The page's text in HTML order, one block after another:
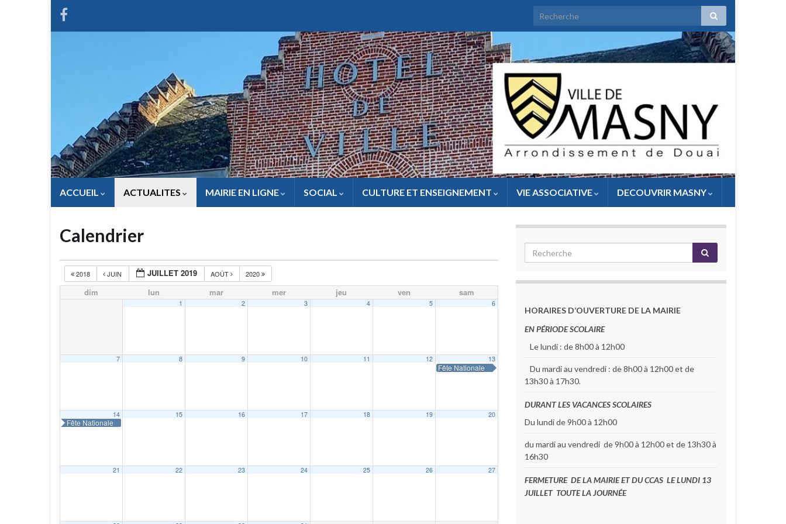
ACCUEIL ACTUALITES MAIRIE EN LIGNE SOCIAL CULTURE ET ENSEIGNEMENT VIE ASSOCIATIVE DECOUVRIR MASNY
Calendrier
2018 JUIN JUILLET 2019 AOÛT 2020
dim lun mar mer jeu ven sam
1 2 3 4 5 6
7 8 9 10 11 12 13
Fête Nationale
14
Fête Nationale
15 16 17 18 19 20
21 22 23 24 25 26 27
HORAIRES D’OUVERTURE DE LA MAIRIE
EN PÉRIODE SCOLAIRE
Le lundi : de 8h00 à 12h00
Du mardi au vendredi : de 8h00 à 12h00 et de
13h30 à 17h30.
DURANT LES VACANCES SCOLAIRES
Du lundi de 9h00 à 12h00
du mardi au vendredi de 9h00 à 12h00 et de 13h30 à
16h30
FERMETURE DE LA MAIRIE ET DU CCAS LE LUNDI 13
JUILLET TOUTE LA JOURNÉE